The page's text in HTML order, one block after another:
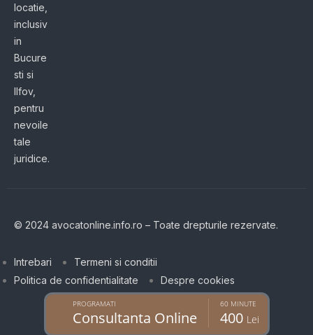
locatie,
inclusiv
in
Bucure
sti si
Ilfov,
pentru
nevoile
tale
juridice.
© 2024 avocatonline.info.ro – Toate drepturile rezervate.
Intrebari
Termeni si conditii
Politica de confidentialitate
Despre cookies
PROGRAMATI
Consultanta Online
60 MINUTE
400 Lei